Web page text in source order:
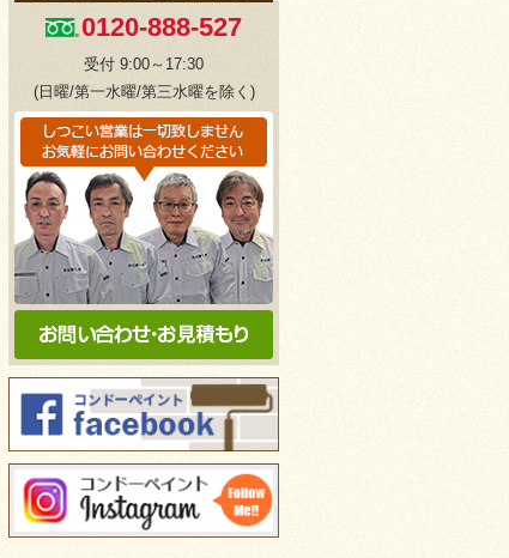
0120-888-527
受付 9:00～17:30
(日曜/第一水曜/第三水曜を除く)